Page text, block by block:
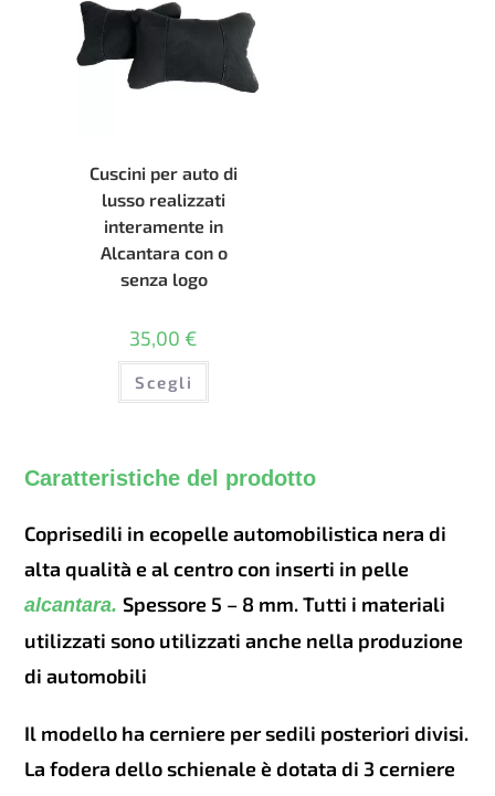
Cuscini per auto di
lusso realizzati
interamente in
Alcantara con o
senza logo
35,00 €
Scegli
Questo
ha
possono
essere
nella
pagina
prodotto
Caratteristiche del prodotto
Coprisedili in ecopelle automobilistica nera di
alta qualità e al centro con inserti in pelle
alcantara.Spessore 5 – 8 mm. Tutti i materiali
utilizzati sono utilizzati anche nella produzione
di automobili
Il modello ha cerniere per sedili posteriori divisi.
La fodera dello schienale è dotata di 3 cerniere